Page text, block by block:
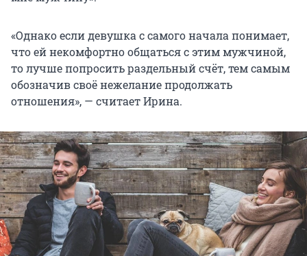
«Однако если девушка с самого начала понимает,
что ей некомфортно общаться с этим мужчиной,
то лучше попросить раздельный счёт, тем самым
обозначив своё нежелание продолжать
отношения», — считает Ирина.